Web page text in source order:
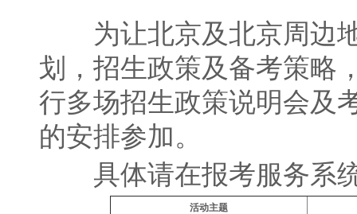
为让北京及北京周边地
划，招生政策及备考策略
行多场招生政策说明会及
的安排参加。
具体请在报考服务系统
活动主题